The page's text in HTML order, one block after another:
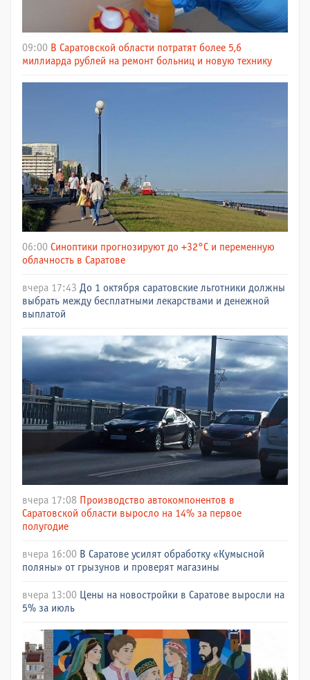
09:00 В Саратовской области потратят более 5,6
миллиарда рублей на ремонт больниц и новую технику
06:00 Синоптики прогнозируют до +32°C и переменную
облачность в Саратове
вчера 17:43 До 1 октября саратовские льготники должны
выбрать между бесплатными лекарствами и денежной
выплатой
вчера 17:08 Производство автокомпонентов в
Саратовской области выросло на 14% за первое
полугодие
вчера 16:00 В Саратове усилят обработку «Кумысной
поляны» от грызунов и проверят магазины
вчера 13:00 Цены на новостройки в Саратове выросли на
5% за июль